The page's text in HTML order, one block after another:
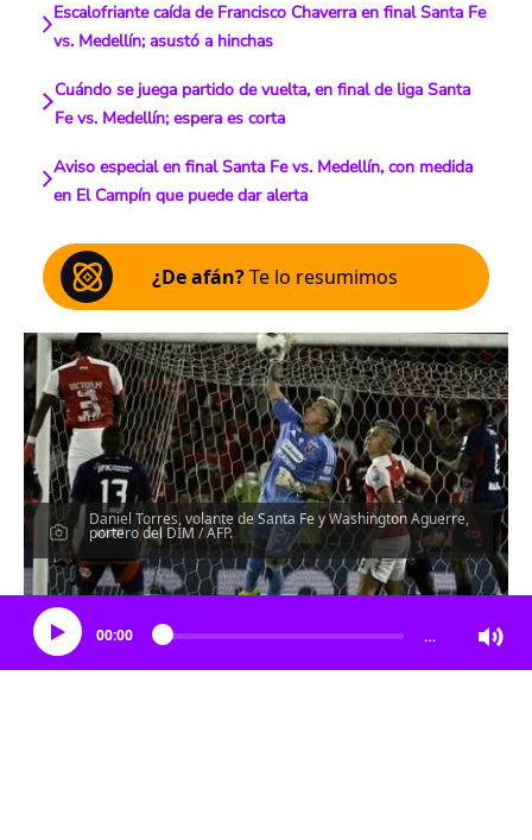
Escalofriante caída de Francisco Chaverra en final Santa Fe
vs. Medellín; asustó a hinchas
Cuándo se juega partido de vuelta, en final de liga Santa
Fe vs. Medellín; espera es corta
Aviso especial en final Santa Fe vs. Medellín, con medida
en El Campín que puede dar alerta
¿De afán?Te lo resumimos
Daniel Torres, volante de Santa Fe y Washington Aguerre,
portero del DIM / AFP.
Escucha el artículo
00:00 …